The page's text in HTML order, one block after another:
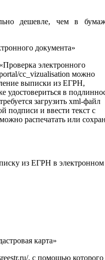
дешевле, чем в
документа»
электронного
cc_vizualisation можно
выписки из ЕГРН,
удостовериться в
загрузить xml-файл
подписи и ввести текст с
распечатать или
из ЕГРН в электронном
карта»
, с помощью которого